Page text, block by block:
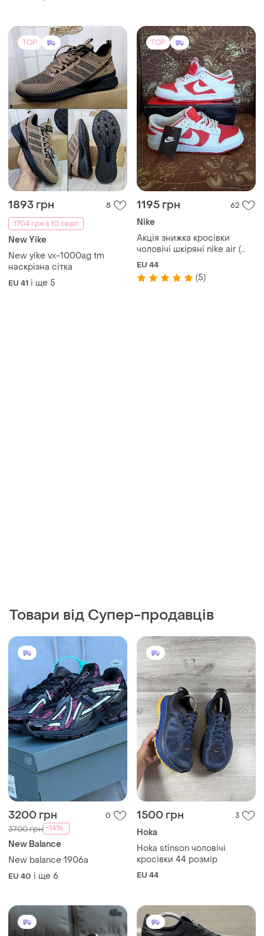
TOP
1893 грн
8
1704 грн з 10 серп
New Yike
New yike vx-1000ag tm
наскрізна сітка
EU 41 і ще 5
TOP
1195 грн 62
Nike
Акція знижка кросівки
чоловічі шкіряні nike air (
EU 44
(5)
Товари від Супер-продавців
3200 грн 0
3700 грн -14%
New Balance
New balance 1906а
EU 40 і ще 6
1500 грн 3
Hoka
Hoka stinson чоловічі
кросівки 44 розмір
EU 44